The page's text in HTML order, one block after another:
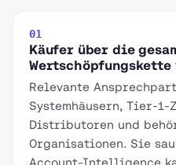
01
Käufer über die
Relevante
Systemhäusern, Tier-
Distributoren und
Organisationen. Sie
Account-Intelligence